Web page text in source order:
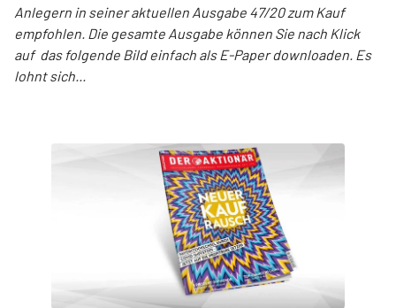
Anlegern in seiner aktuellen Ausgabe 47/20 zum Kauf
empfohlen. Die gesamte Ausgabe können Sie nach Klick
auf das folgende Bild einfach als E-Paper downloaden. Es
lohnt sich...